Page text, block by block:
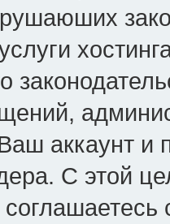
аккаунт и
С этой